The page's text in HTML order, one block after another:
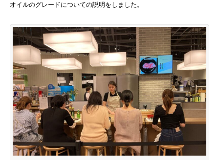
オイルのグレードについての説明をしました。